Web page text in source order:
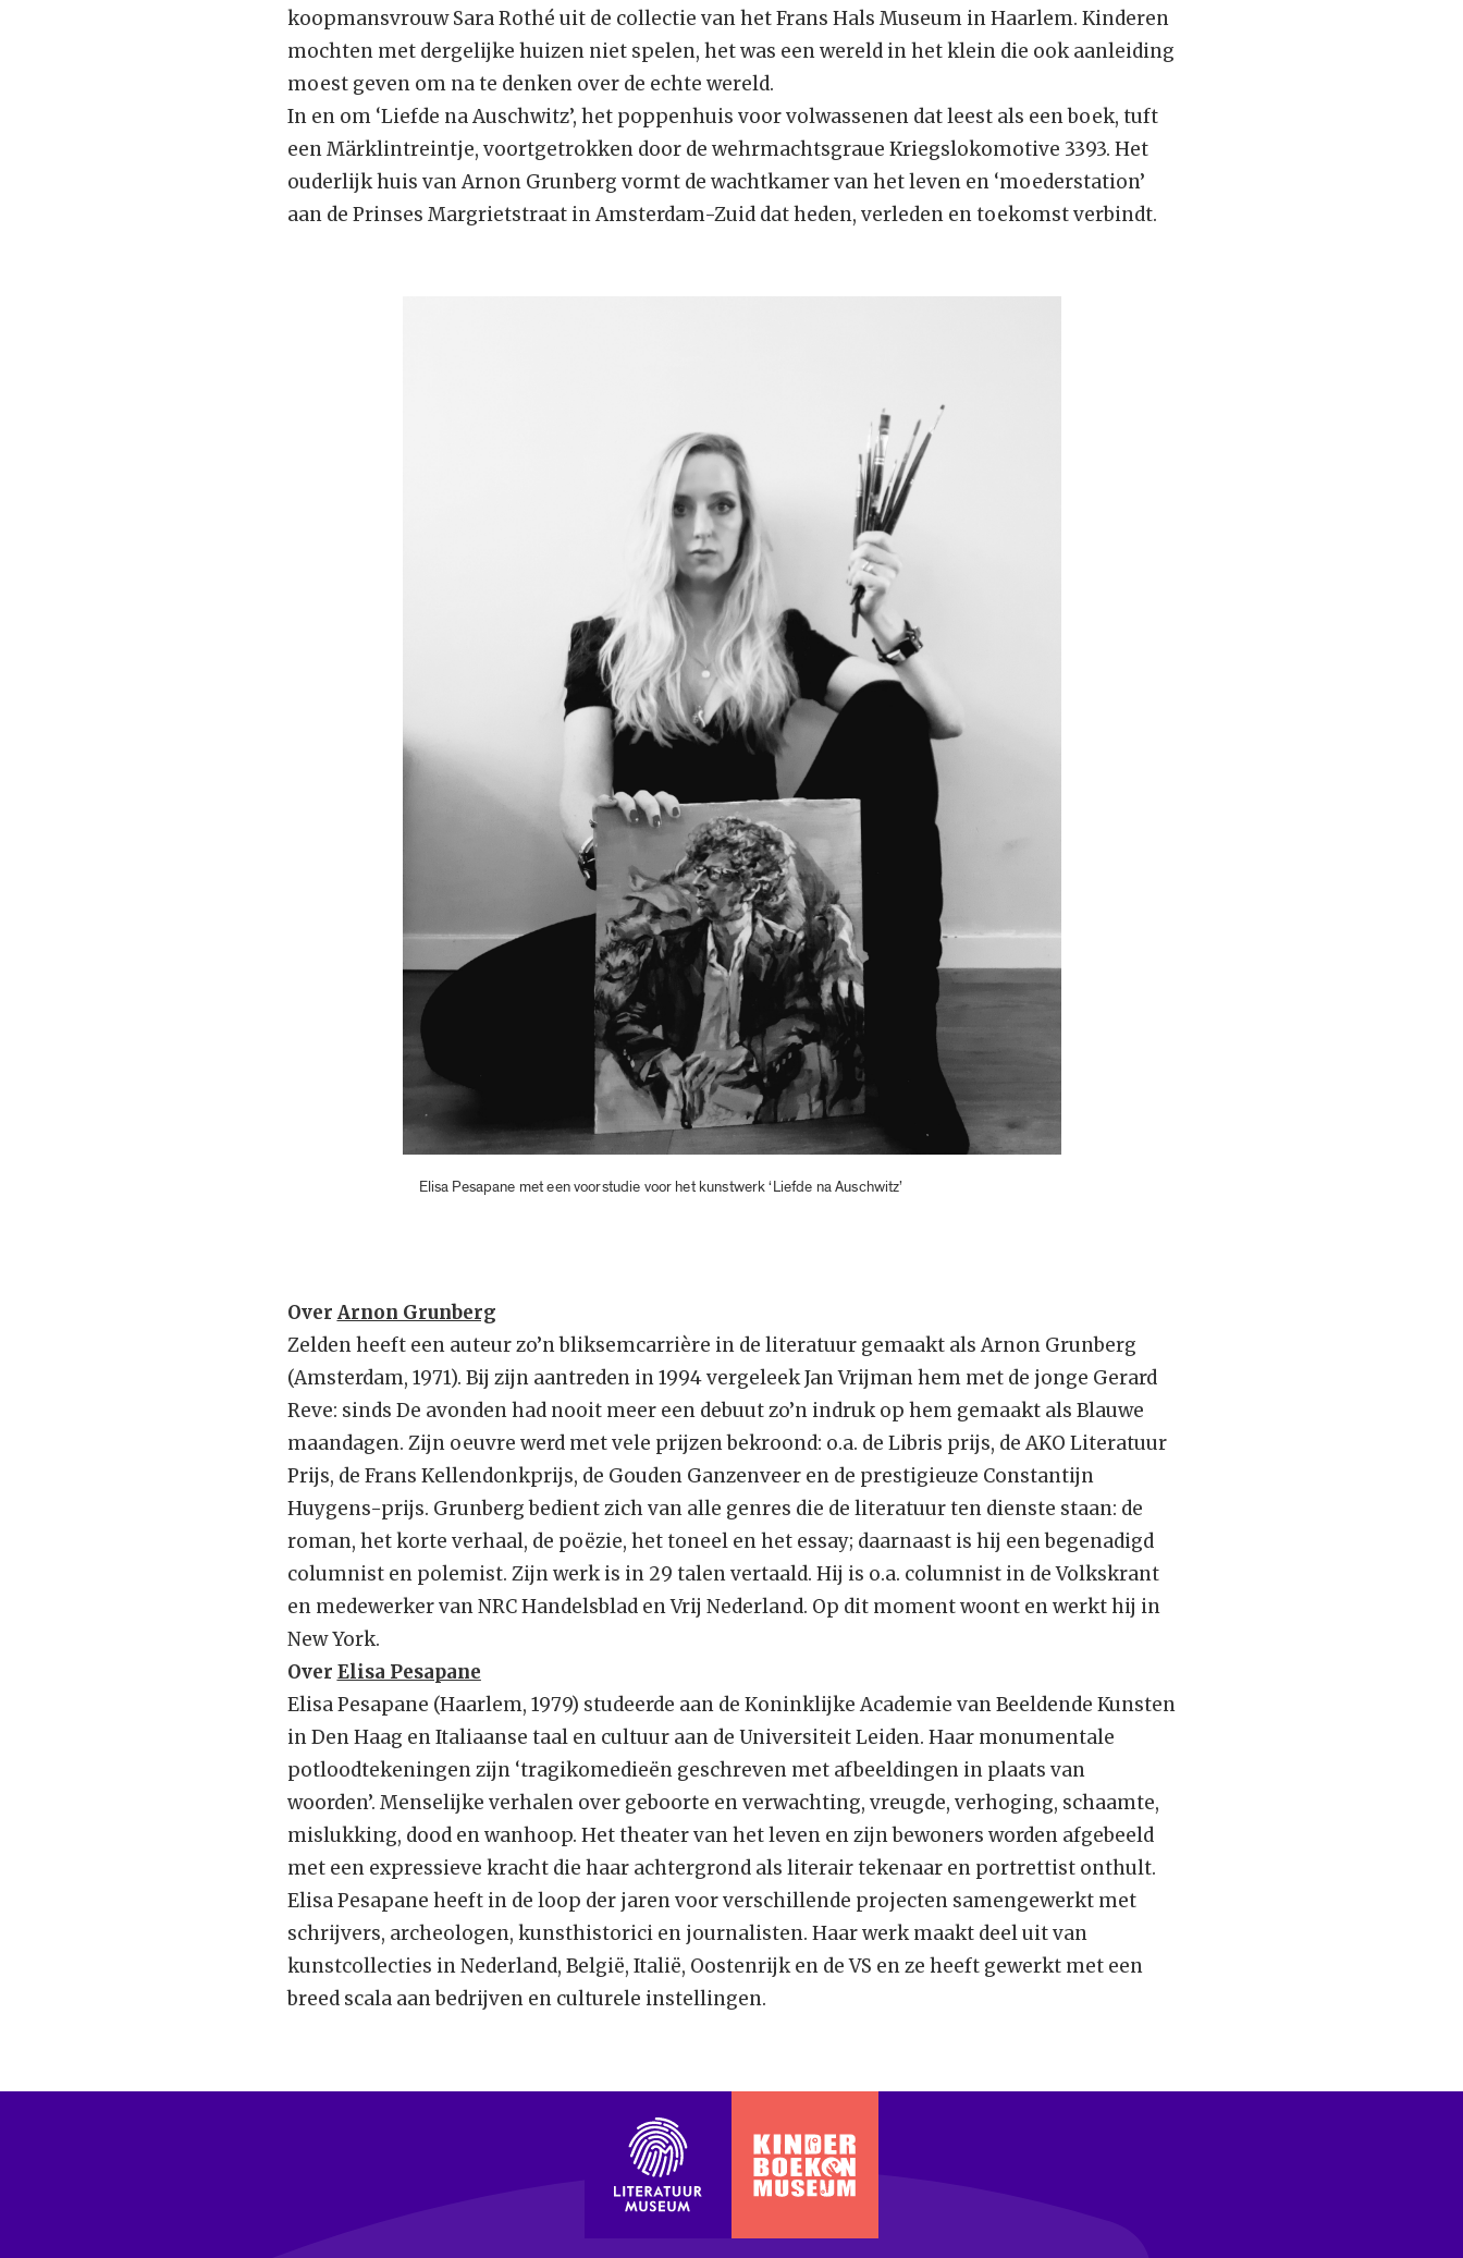
koopmansvrouw Sara Rothé uit de collectie van het Frans Hals Museum in Haarlem. Kinderen
mochten met dergelijke huizen niet spelen, het was een wereld in het klein die ook aanleiding
moest geven om na te denken over de echte wereld.
In en om ‘Liefde na Auschwitz’, het poppenhuis voor volwassenen dat leest als een boek, tuft
een Märklintreintje, voortgetrokken door de wehrmachtsgraue Kriegslokomotive 3393. Het
ouderlijk huis van Arnon Grunberg vormt de wachtkamer van het leven en ‘moederstation’
aan de Prinses Margrietstraat in Amsterdam-Zuid dat heden, verleden en toekomst verbindt.
Elisa Pesapane met een voorstudie voor het kunstwerk ‘Liefde na Auschwitz’
Over Arnon Grunberg
Zelden heeft een auteur zo’n bliksemcarrière in de literatuur gemaakt als Arnon Grunberg
(Amsterdam, 1971). Bij zijn aantreden in 1994 vergeleek Jan Vrijman hem met de jonge Gerard
Reve: sinds De avonden had nooit meer een debuut zo’n indruk op hem gemaakt als Blauwe
maandagen. Zijn oeuvre werd met vele prijzen bekroond: o.a. de Libris prijs, de AKO Literatuur
Prijs, de Frans Kellendonkprijs, de Gouden Ganzenveer en de prestigieuze Constantijn
Huygens-prijs. Grunberg bedient zich van alle genres die de literatuur ten dienste staan: de
roman, het korte verhaal, de poëzie, het toneel en het essay; daarnaast is hij een begenadigd
columnist en polemist. Zijn werk is in 29 talen vertaald. Hij is o.a. columnist in de Volkskrant
en medewerker van NRC Handelsblad en Vrij Nederland. Op dit moment woont en werkt hij in
New York.
Over Elisa Pesapane
Elisa Pesapane (Haarlem, 1979) studeerde aan de Koninklijke Academie van Beeldende Kunsten
in Den Haag en Italiaanse taal en cultuur aan de Universiteit Leiden. Haar monumentale
potloodtekeningen zijn ‘tragikomedieën geschreven met afbeeldingen in plaats van
woorden’. Menselijke verhalen over geboorte en verwachting, vreugde, verhoging, schaamte,
mislukking, dood en wanhoop. Het theater van het leven en zijn bewoners worden afgebeeld
met een expressieve kracht die haar achtergrond als literair tekenaar en portrettist onthult.
Elisa Pesapane heeft in de loop der jaren voor verschillende projecten samengewerkt met
schrijvers, archeologen, kunsthistorici en journalisten. Haar werk maakt deel uit van
kunstcollecties in Nederland, België, Italië, Oostenrijk en de VS en ze heeft gewerkt met een
breed scala aan bedrijven en culturele instellingen.